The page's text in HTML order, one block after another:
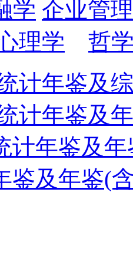
学 企业管
理学
哲
计年鉴及
计年鉴及
计年鉴及
鉴及年鉴(